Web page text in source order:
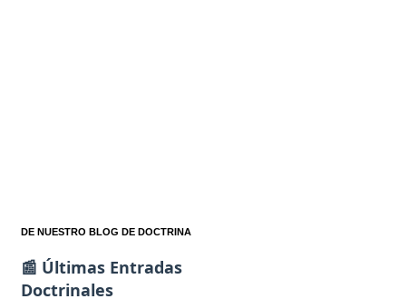
DE NUESTRO BLOG DE DOCTRINA
📰 Últimas Entradas
Doctrinales